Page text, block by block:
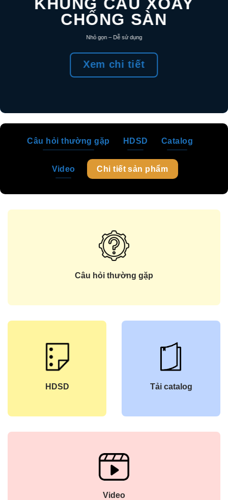
CHỐNG SÀN
Nhỏ gọn – Dễ sử dụng
Xem chi tiết
Câu hỏi thường gặp HDSD Catalog
Video Chi tiết sản phẩm
Câu hỏi thường gặp
HDSD Tải catalog
Video